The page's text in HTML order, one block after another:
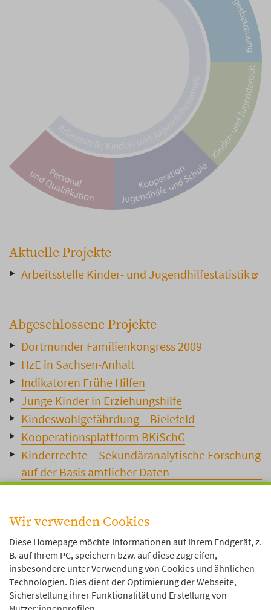
Aktuelle Projekte
Arbeitsstelle Kinder- und Jugendhilfestatistik
Abgeschlossene Projekte
Dortmunder Familienkongress 2009
HzE in Sachsen-Anhalt
Indikatoren Frühe Hilfen
Junge Kinder in Erziehungshilfe
Kindeswohlgefährdung – Bielefeld
Kooperationsplattform BKiSchG
Kinderrechte – Sekundäranalytische Forschung
auf der Basis amtlicher Daten
Kindeswohlgefährdung – NRW
Zugänge zu familienunterstützenden
Angeboten
Wir verwenden Cookies
Diese Homepage möchte Informationen auf Ihrem Endgerät, z.
B. auf Ihrem PC, speichern bzw. auf diese zugreifen,
insbesondere unter Verwendung von Cookies und ähnlichen
Technologien. Dies dient der Optimierung der Webseite,
Sicherstellung ihrer Funktionalität und Erstellung von